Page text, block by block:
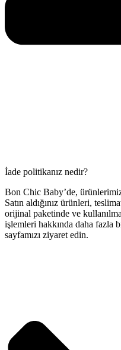
İade politikanız nedir?
Bon Chic Baby’de,
Satın aldığınız ürünleri,
orijinal paketinde ve
işlemleri hakkında daha fazla
sayfamızı ziyaret edin.